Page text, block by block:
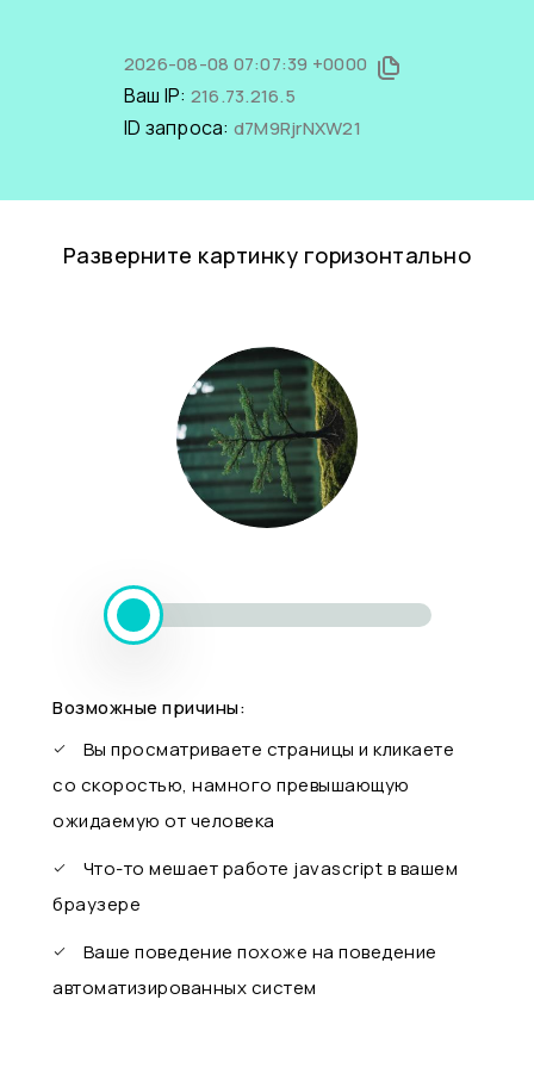
2026-08-08 07:07:39 +0000
Ваш IP: 216.73.216.5
ID запроса: d7M9RjrNXW21
Разверните картинку горизонтально
Возможные причины:
Вы просматриваете страницы и кликаете
со скоростью, намного превышающую
ожидаемую от человека
Что-то мешает работе javascript в вашем
браузере
Ваше поведение похоже на поведение
автоматизированных систем